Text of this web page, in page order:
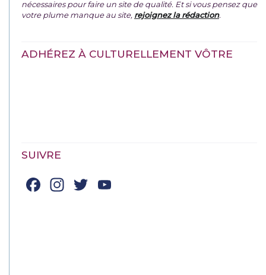
nécessaires pour faire un site de qualité. Et si vous pensez que
votre plume manque au site, rejoignez la rédaction.
ADHÉREZ À CULTURELLEMENT VÔTRE
SUIVRE
Facebook
Instagram
Twitter